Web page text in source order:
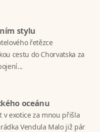
stylu
řetězce
cestu do Chorvatska za
oceánu
v exotice za mnou přišla
Vendula Malo již pár